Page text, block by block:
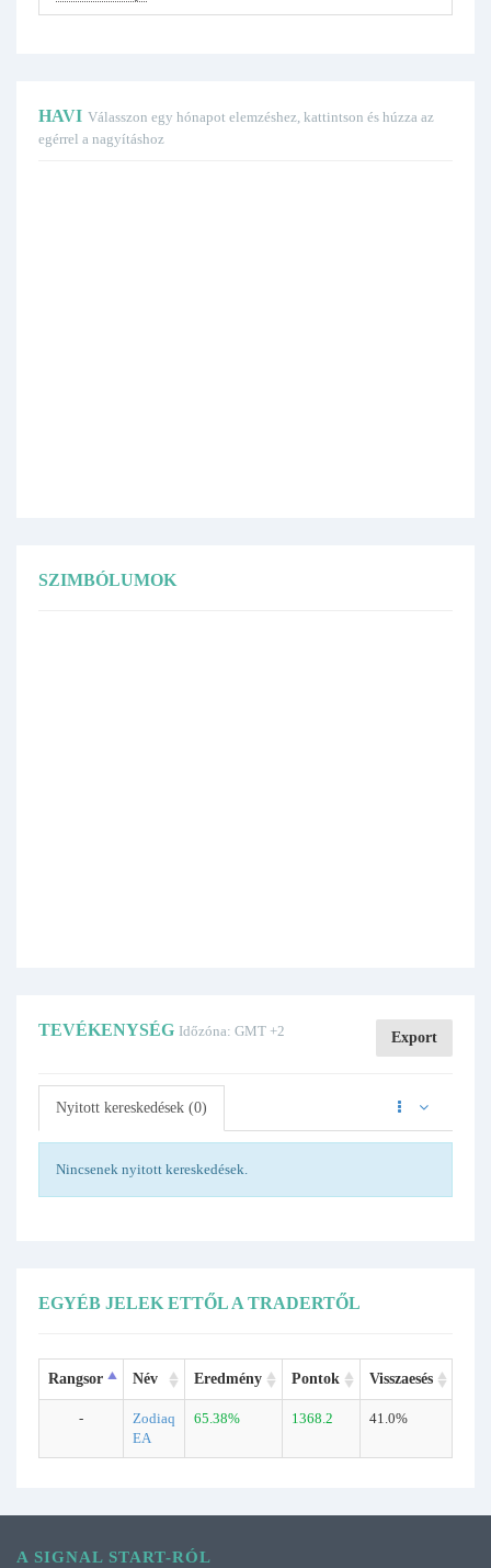
HAVI Válasszon egy hónapot elemzéshez, kattintson és húzza az
egérrel a nagyításhoz
SZIMBÓLUMOK
TEVÉKENYSÉG Időzóna: GMT +2 Export
Nyitott kereskedések (0)
Nincsenek nyitott kereskedések.
EGYÉB JELEK ETTŐL A TRADERTŐL
Rangsor Név Eredmény Pontok Visszaesés
-
Zodiaq
EA
65.38% 1368.2 41.0%
A SIGNAL START-RÓL